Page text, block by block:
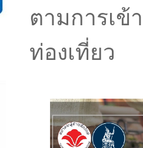
ตามการเข้
ท่องเที่ยว